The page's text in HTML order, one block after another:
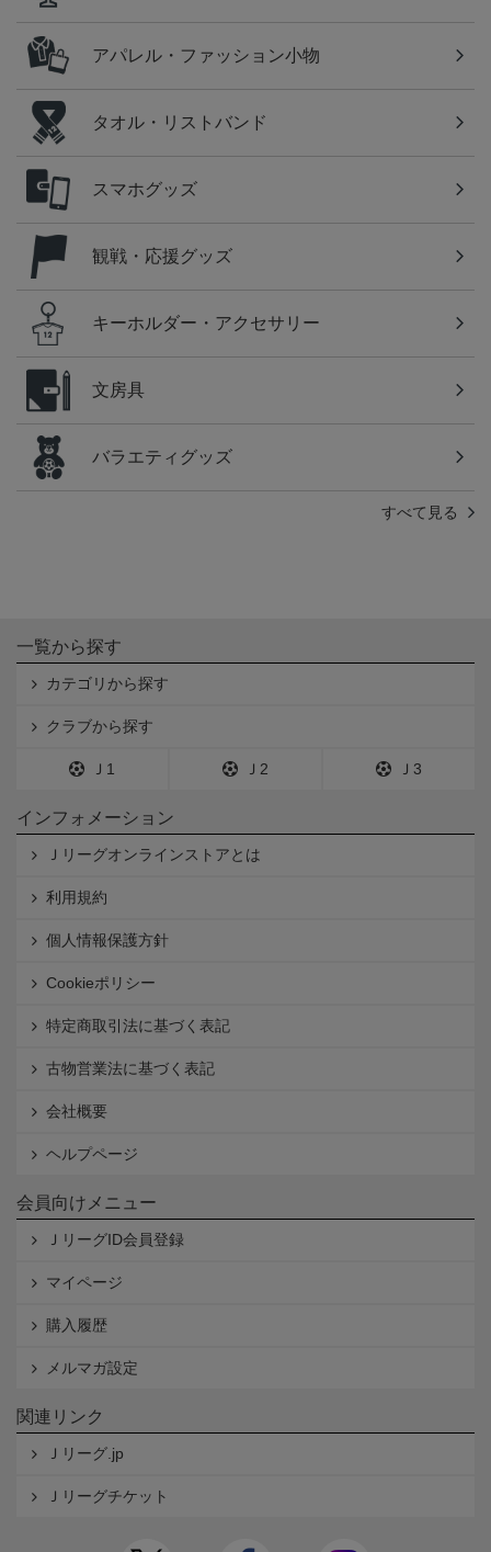
アパレル・ファッション小物
タオル・リストバンド
スマホグッズ
観戦・応援グッズ
キーホルダー・アクセサリー
文房具
バラエティグッズ
すべて見る
一覧から探す
カテゴリから探す
クラブから探す
Ｊ1 Ｊ2 Ｊ3
インフォメーション
Ｊリーグオンラインストアとは
利用規約
個人情報保護方針
Cookieポリシー
特定商取引法に基づく表記
古物営業法に基づく表記
会社概要
ヘルプページ
会員向けメニュー
ＪリーグID会員登録
マイページ
購入履歴
メルマガ設定
関連リンク
Ｊリーグ.jp
Ｊリーグチケット